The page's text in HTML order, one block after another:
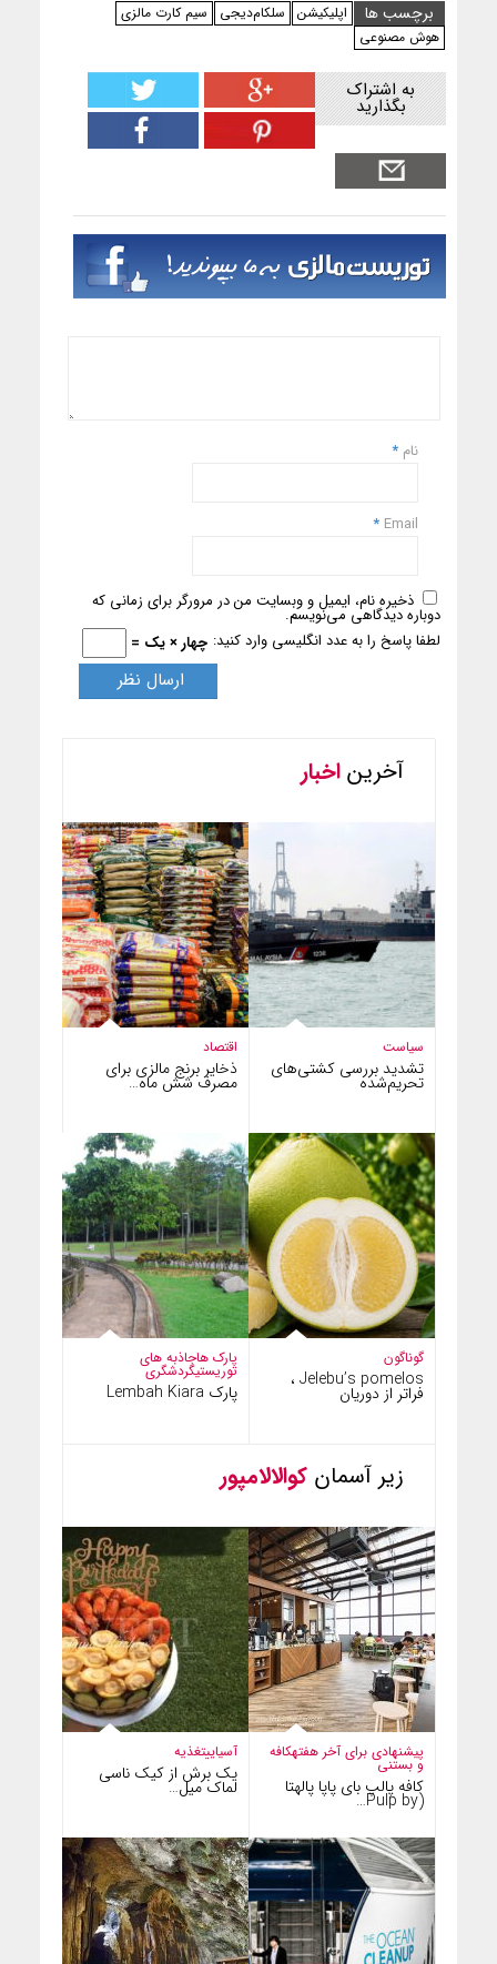
برچسب ها
اپلیکیشن سلکام‌دیجی
سیم کارت مالزی
هوش مصنوعی
به اشتراک
بگذارید
نام *
Email
*
ذخیره نام، ایمیل و وبسایت من در مرورگر برای زمانی که
دوباره دیدگاهی می‌نویسم.
لطفا پاسخ را به عدد انگلیسی وارد کنید: چهار × یک =
آخریناخبار
اقتصاد
ذخایر برنج مالزی برای
مصرف شش ماه…
سیاست
تشدید بررسی کشتی‌های
تحریم‌شده
پارک هاجاذبه های
توریستیگردشگری
پارک Lembah Kiara
گوناگون
Jelebu’s pomelos ،
فراتر از دوریان
زیر آسمان کوالالامپور
آسیاییتغذیه
یک برش از کیک ناسی
لماک میل…
پیشنهادی برای آخر هفتهکافه
و بستنی
کافه پالپ بای پاپا پالهتا
(Pulp by…